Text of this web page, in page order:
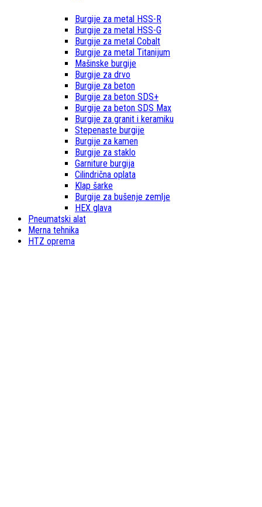
Burgije za metal HSS-R
Burgije za metal HSS-G
Burgije za metal Cobalt
Burgije za metal Titanijum
Mašinske burgije
Burgije za drvo
Burgije za beton
Burgije za beton SDS+
Burgije za beton SDS Max
Burgije za granit i keramiku
Stepenaste burgije
Burgije za kamen
Burgije za staklo
Garniture burgija
Cilindrična oplata
Klap šarke
Burgije za bušenje zemlje
HEX glava
Pneumatski alat
Merna tehnika
HTZ oprema